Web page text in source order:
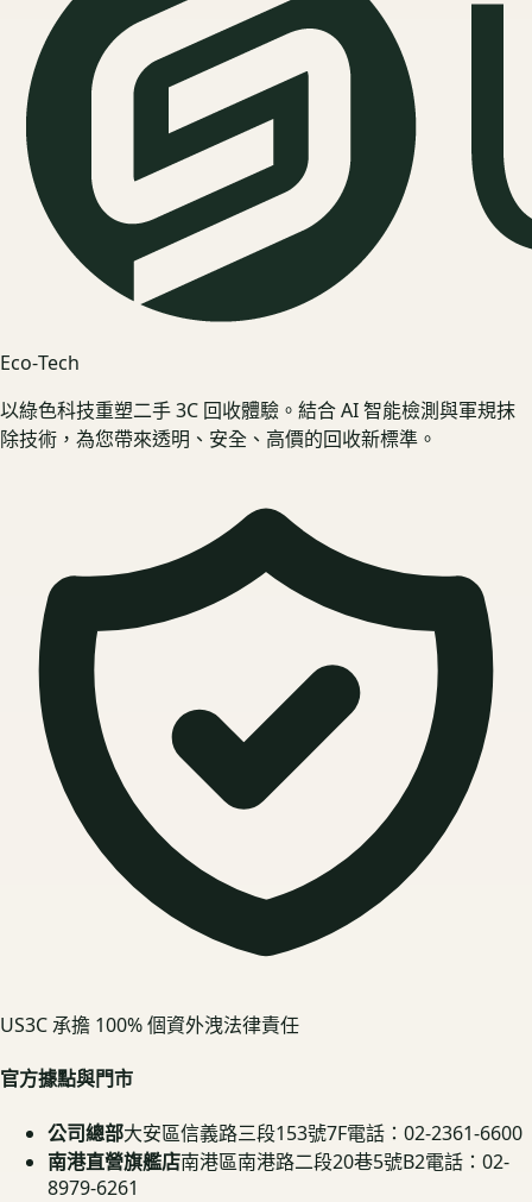
Eco‑Tech
以綠色科技重塑二手 3C 回收體驗。結合 AI 智能檢測與軍規抹
除技術，為您帶來透明、安全、高價的回收新標準。
US3C 承擔 100% 個資外洩法律責任
官方據點與門市
公司總部大安區信義路三段153號7F電話：02-2361-6600
南港直營旗艦店南港區南港路二段20巷5號B2電話：02-
8979-6261